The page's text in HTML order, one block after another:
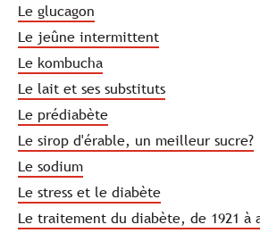
Le glucagon
Le jeûne intermittent
Le kombucha
Le lait et ses substituts
Le prédiabète
Le sirop d'érable, un meilleur sucre?
Le sodium
Le stress et le diabète
Le traitement du diabète, de 1921 à